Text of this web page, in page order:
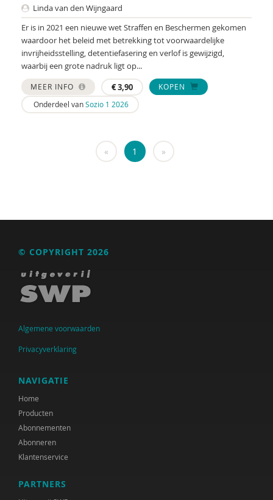
LIDIE
Maatschappelijk Impact Team
Mariëlle Bruning
Mentale gezondheidsnetwerken
Movisie
Regioplan
United Nations Office for Disaster Risk Reduction
World Health Organization
WRR
René .C. Hoksbergen
Tim 'S Jongers
Jeugdautoriteit (JA)
Linda van den Wijngaard
Er is in 2021 een nieuwe wet Straffen en Beschermen gekomen
waardoor het beleid met betrekking tot voorwaardelijke
invrijheidsstelling, detentiefasering en verlof is gewijzigd,
waarbij een grote nadruk ligt op...
MEER INFO €3,90
KOPEN
Onderdeel vanSozio 1 2026
« 1 »
© COPYRIGHT 2026
Algemene voorwaarden
Privacyverklaring
NAVIGATIE
Home
Producten
Abonnementen
Abonneren
Klantenservice
PARTNERS